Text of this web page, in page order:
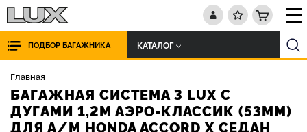
ПОДБОР БАГАЖНИКА КАТАЛОГ
Главная
БАГАЖНАЯ СИСТЕМА 3 LUX С
ДУГАМИ 1,2М АЭРО-КЛАССИК (53ММ)
ДЛЯ А/М HONDA ACCORD X СЕДАН